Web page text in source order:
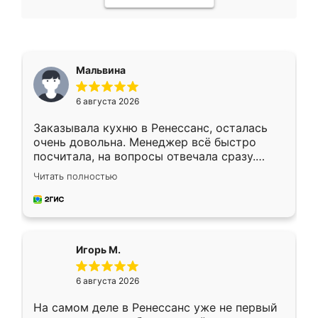
Мальвина
6 августа 2026
Заказывала кухню в Ренессанс, осталась
очень довольна. Менеджер всё быстро
посчитала, на вопросы отвечала сразу.
Замерщик приехал в субботу, подошёл к
делу со всей ответственностью. Собрали
за день, ребята работали аккуратно, даже
Читать полностью
Игорь М.
6 августа 2026
На самом деле в Ренессанс уже не первый